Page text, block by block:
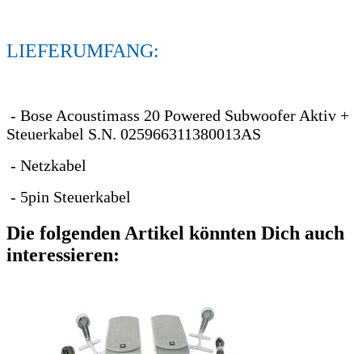
LIEFERUMFANG:
- Bose Acoustimass 20 Powered Subwoofer Aktiv +
Steuerkabel S.N. 025966311380013AS
- Netzkabel
- 5pin Steuerkabel
Die folgenden Artikel könnten Dich auch
interessieren: